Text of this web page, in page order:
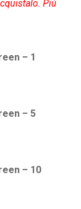
€
Più
– 1
– 5
– 10